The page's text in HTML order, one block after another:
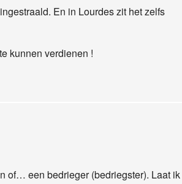
En in Lourdes zit het zelfs
kunnen verdienen !
of… een bedrieger (bedriegster). Laat ik